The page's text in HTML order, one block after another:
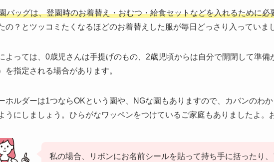
バッグは、登園時のお着替え・おむつ・給食セットなどを入れるために必
の？とツッコミたくなるほどのお着替えした服が毎日どっさり入っていま
よっては、0歳児さんは手提げのもの、2歳児頃からは自分で開閉して準
を指定される場合があります。
ホルダーは1つならOKという園や、NGな園もありますので、カバンのわ
うにしましょう。ひらがなワッペンをつけているご家庭もありましたよ。
私の場合、リボンにお名前シールを貼って持ち手に括ったり